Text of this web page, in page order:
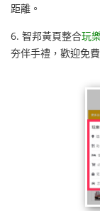
距離。
6. 智邦黃頁整合玩
夯伴手禮，歡迎免